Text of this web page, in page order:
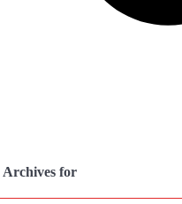
Archives for